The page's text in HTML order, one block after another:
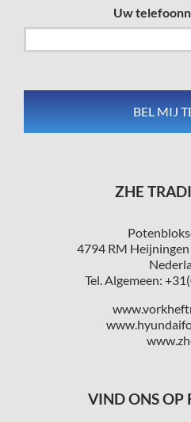
Uw
ZHE
4794 RM
Tel. Algemeen:
VIND ONS OP